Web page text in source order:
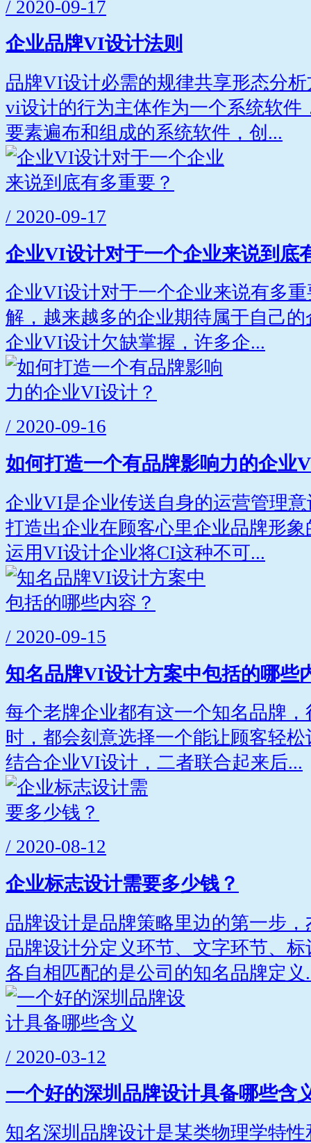
/ 2020-09-17
企业品牌VI设计法则
品牌VI设计必需的规律共享形态分
vi设计的行为主体作为一个系统软件
要素遍布和组成的系统软件，创...
/ 2020-09-17
企业VI设计对于一个企业来说到底
企业VI设计对于一个企业来说有多
解，越来越多的企业期待属于自己
企业VI设计欠缺掌握，许多企...
/ 2020-09-16
如何打造一个有品牌影响力的企业
企业VI是企业传送自身的运营管理
打造出企业在顾客心里企业品牌形
运用VI设计企业将CI这种不可...
/ 2020-09-15
知名品牌VI设计方案中包括的哪些
每个老牌企业都有这一个知名品牌
时，都会刻意选择一个能让顾客轻
结合企业VI设计，二者联合起来后...
/ 2020-08-12
企业标志设计需要多少钱？
品牌设计是品牌策略里边的第一步
品牌设计分定义环节、文字环节、
各自相匹配的是公司的知名品牌定义
/ 2020-03-12
一个好的深圳品牌设计具备哪些含
知名深圳品牌设计是某类物理学特